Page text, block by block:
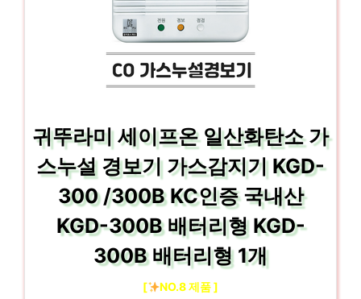
귀뚜라미 세이프온 일산화탄소 가
스누설 경보기 가스감지기 KGD-
300 /300B KC인증 국내산
KGD-300B 배터리형 KGD-
300B 배터리형 1개
[ NO.8 제품 ]